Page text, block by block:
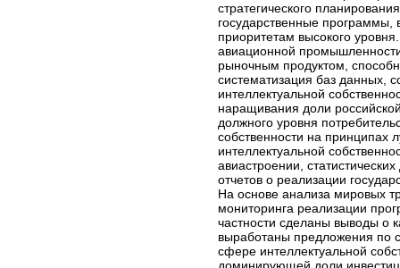
стратегического
государственные программы,
приоритетам высокого
авиационной
рыночным продуктом,
систематизация баз данных,
интеллектуальной
наращивания доли
должного уровня
собственности на принципах
интеллектуальной
авиастроении,
отчетов о реализации
На основе анализа мировых
мониторинга реализации
частности сделаны выводы о
выработаны предложения по
сфере интеллектуальной